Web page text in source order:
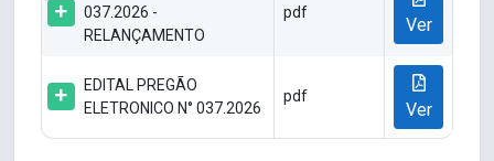
037.2026 -
RELANÇAMENTO
pdf
Ver
EDITAL PREGÃO
ELETRONICO N° 037.2026
pdf
Ver